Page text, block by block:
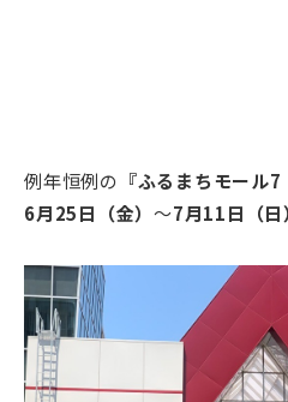
例年恒例の 『ふるまちモール7
6月25日（金） ～7月11日（日